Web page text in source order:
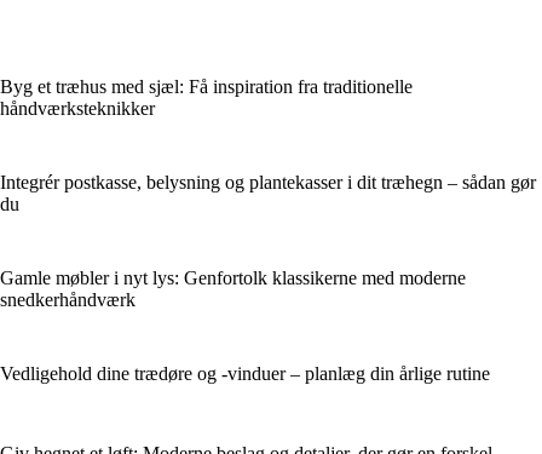
Byg et træhus med sjæl: Få inspiration fra traditionelle
håndværksteknikker
Integrér postkasse, belysning og plantekasser i dit træhegn – sådan gør
du
Gamle møbler i nyt lys: Genfortolk klassikerne med moderne
snedkerhåndværk
Vedligehold dine trædøre og -vinduer – planlæg din årlige rutine